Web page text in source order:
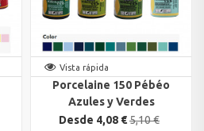
Vista rápida
Porcelaine 150 Pébéo
Azules y Verdes
Desde 4,08 €5,10 €